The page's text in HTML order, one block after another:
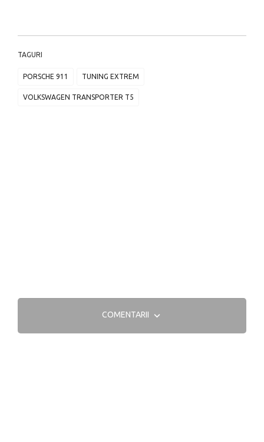
TAGURI
PORSCHE 911 TUNING EXTREM
VOLKSWAGEN TRANSPORTER T5
COMENTARII